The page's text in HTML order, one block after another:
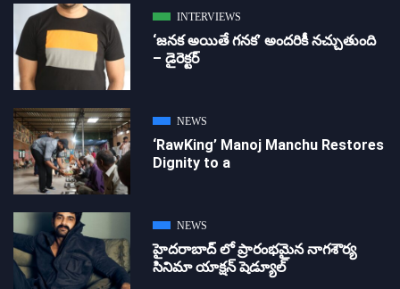
INTERVIEWS
‘జ‌న‌క అయితే గ‌న‌క‌’ అందరికీ నచ్చుతుంది
– డైరెక్ట‌ర్
NEWS
‘RawKing’ Manoj Manchu Restores
Dignity to a
NEWS
హైదరాబాద్ లో ప్రారంభమైన నాగశౌర్య
సినిమా యాక్షన్ షెడ్యూల్